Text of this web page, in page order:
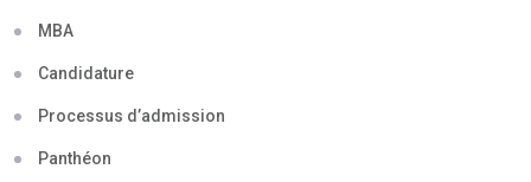
MBA
Candidature
Processus d’admission
Panthéon